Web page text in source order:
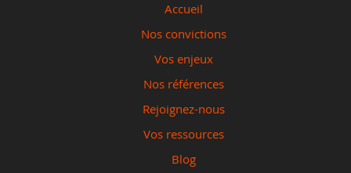
Accueil
Nos convictions
Vos enjeux
Nos références
Rejoignez-nous
Vos ressources
Blog